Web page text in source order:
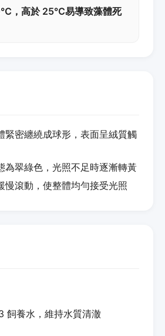
，高於 25℃易導致藻體死
緊密纏繞成球形，表面呈絨質觸
為翠綠色，光照不足時逐漸轉黃
慢滾動，使整體均勻接受光照
飼養水，維持水質清澈